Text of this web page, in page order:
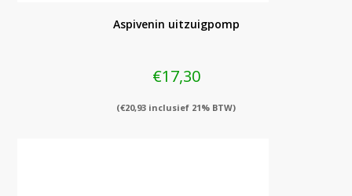
Aspivenin uitzuigpomp
€17,30
(€20,93 inclusief 21% BTW)